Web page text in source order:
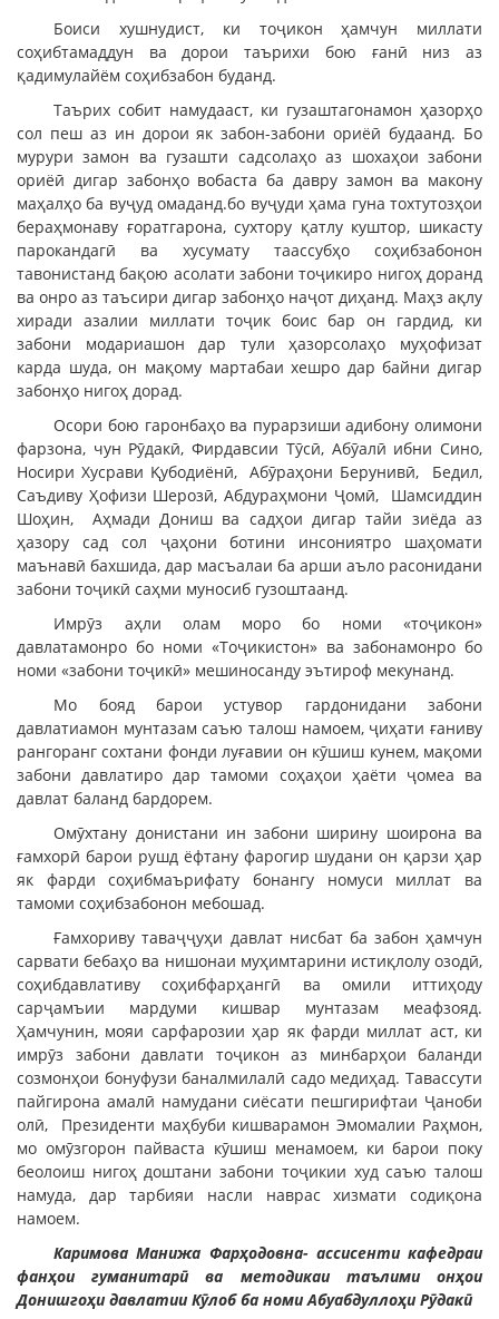
Боиси хушнудист, ки тоҷикон ҳамчун миллати
соҳибтамаддун ва дорои таърихи бою ғанӣ низ аз
қадимулайём соҳибзабон буданд.
Таърих собит намудааст, ки гузаштагонамон ҳазорҳо
сол пеш аз ин дорои як забон-забони ориёӣ будаанд. Бо
мурури замон ва гузашти садсолаҳо аз шохаҳои забони
ориёӣ дигар забонҳо вобаста ба давру замон ва макону
маҳалҳо ба вуҷуд омаданд.бо вуҷуди ҳама гуна тохтутозҳои
бераҳмонаву ғоратгарона, сухтору қатлу куштор, шикасту
парокандагӣ ва хусумату таассубҳо соҳибзабонон
тавонистанд бақою асолати забони тоҷикиро нигоҳ доранд
ва онро аз таъсири дигар забонҳо наҷот диҳанд. Маҳз ақлу
хиради азалии миллати тоҷик боис бар он гардид, ки
забони модариашон дар тули ҳазорсолаҳо муҳофизат
карда шуда, он мақому мартабаи хешро дар байни дигар
забонҳо нигоҳ дорад.
Осори бою гаронбаҳо ва пурарзиши адибону олимони
фарзона, чун Рӯдакӣ, Фирдавсии Тӯсӣ, Абӯалӣ ибни Сино,
Носири Хусрави Қубодиёнӣ, Абӯраҳони Берунивӣ, Бедил,
Саъдиву Ҳофизи Шерозӣ, Абдураҳмони Ҷомӣ, Шамсиддин
Шоҳин, Аҳмади Дониш ва садҳои дигар тайи зиёда аз
ҳазору сад сол ҷаҳони ботини инсониятро шаҳомати
маънавӣ бахшида, дар масъалаи ба арши аъло расонидани
забони тоҷикӣ саҳми муносиб гузоштаанд.
Имрӯз аҳли олам моро бо номи «тоҷикон»
давлатамонро бо номи «Тоҷикистон» ва забонамонро бо
номи «забони тоҷикӣ» мешиносанду эътироф мекунанд.
Мо бояд барои устувор гардонидани забони
давлатиамон мунтазам саъю талош намоем, ҷиҳати ғаниву
рангоранг сохтани фонди луғавии он кӯшиш кунем, мақоми
забони давлатиро дар тамоми соҳаҳои ҳаёти ҷомеа ва
давлат баланд бардорем.
Омӯхтану донистани ин забони ширину шоирона ва
ғамхорӣ барои рушд ёфтану фарогир шудани он қарзи ҳар
як фарди соҳибмаърифату бонангу номуси миллат ва
тамоми соҳибзабонон мебошад.
Ғамхориву таваҷҷуҳи давлат нисбат ба забон ҳамчун
сарвати бебаҳо ва нишонаи муҳимтарини истиқлолу озодӣ,
соҳибдавлативу соҳибфарҳангӣ ва омили иттиҳоду
сарҷамъии мардуми кишвар мунтазам меафзояд.
Ҳамчунин, мояи сарфарозии ҳар як фарди миллат аст, ки
имрӯз забони давлати тоҷикон аз минбарҳои баланди
созмонҳои бонуфузи баналмилалӣ садо медиҳад. Тавассути
пайгирона амалӣ намудани сиёсати пешгирифтаи Ҷаноби
олӣ, Президенти маҳбуби кишварамон Эмомалии Раҳмон,
мо омӯзгорон пайваста кӯшиш менамоем, ки барои поку
беолоиш нигоҳ доштани забони тоҷикии худ саъю талош
намуда, дар тарбияи насли наврас хизмати содиқона
намоем.
Каримова Манижа Фарҳодовна- ассисенти кафедраи
фанҳои гуманитарӣ ва методикаи таълими онҳои
Донишгоҳи давлатии Кӯлоб ба номи Абуабдуллоҳи Рӯдакӣ